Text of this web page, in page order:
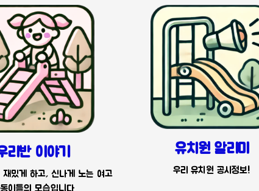
리반 이야기
재밌게 하고, 신나게 노는 여고
이들의 모습입니다
유치원 알리미
우리 유치원 공시정보!